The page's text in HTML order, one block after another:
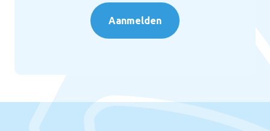
Aanmelden